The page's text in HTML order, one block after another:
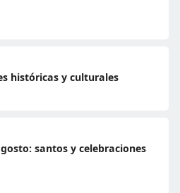
históricas y culturales
santos y celebraciones